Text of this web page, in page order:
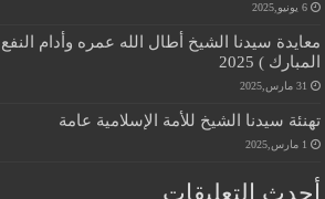
6 يونيو,2025
معايدة سيدنا الشيخ أطال الله عمره وأدام
المبارك ) 2025
31 مارس,2025
تهنئة سيدنا الشيخ للأمة الإسلامية عامة
1 مارس,2025
أحدث التعليقات